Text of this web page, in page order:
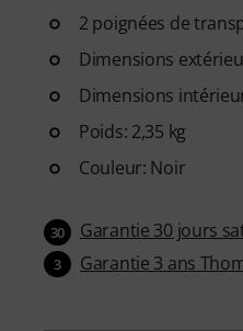
2 poignées de
Dimensions
Dimensions
Poids: 2,35 kg
Couleur: Noir
30 Garantie 30 jours
3 Garantie 3 ans